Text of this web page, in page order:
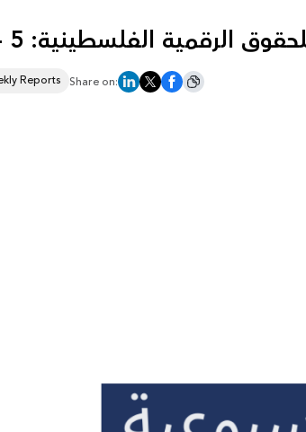
الفلسطينية: 5 - 11 نيسان
Reports Share on: